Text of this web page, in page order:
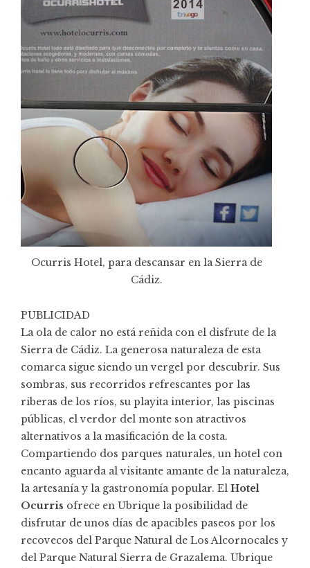
Ocurris Hotel, para descansar en la Sierra de
Cádiz.
PUBLICIDAD
La ola de calor no está reñida con el disfrute de la
Sierra de Cádiz. La generosa naturaleza de esta
comarca sigue siendo un vergel por descubrir. Sus
sombras, sus recorridos refrescantes por las
riberas de los ríos, su playita interior, las piscinas
públicas, el verdor del monte son atractivos
alternativos a la masificación de la costa.
Compartiendo dos parques naturales, un hotel con
encanto aguarda al visitante amante de la naturaleza,
la artesanía y la gastronomía popular. El Hotel
Ocurris ofrece en Ubrique la posibilidad de
disfrutar de unos días de apacibles paseos por los
recovecos del Parque Natural de Los Alcornocales y
del Parque Natural Sierra de Grazalema. Ubrique